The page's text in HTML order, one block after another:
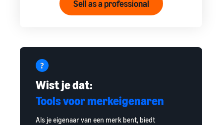
Sell as a professional
Wist je dat:
Tools voor merkeigenaren
Als je eigenaar van een merk bent, biedt